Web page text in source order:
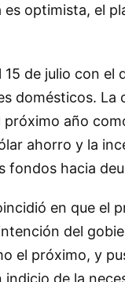
es optimista, el
de julio con el
domésticos. La
año
ahorro y la
fondos hacia
en que el
del
el próximo, y
de la